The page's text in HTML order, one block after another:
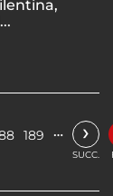
189 … ›
SUCC.